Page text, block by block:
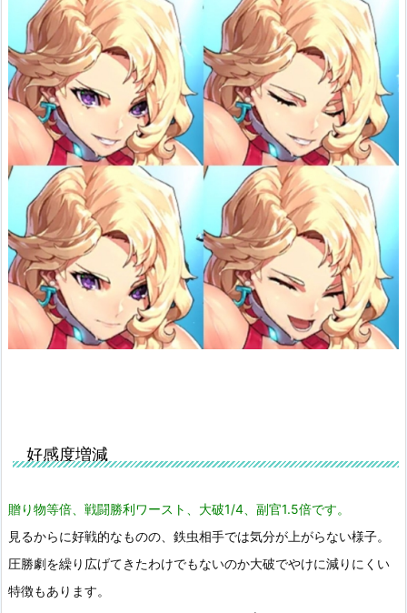
好感度増減
贈り物等倍、戦闘勝利ワースト、大破1/4、副官1.5倍です。
見るからに好戦的なものの、鉄虫相手では気分が上がらない様子。
圧勝劇を繰り広げてきたわけでもないのか大破でやけに減りにくい
特徴もあります。